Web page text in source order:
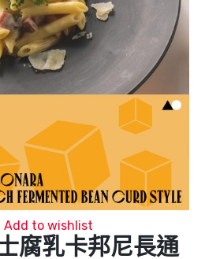
Add to wishlist
腐乳卡邦尼長通